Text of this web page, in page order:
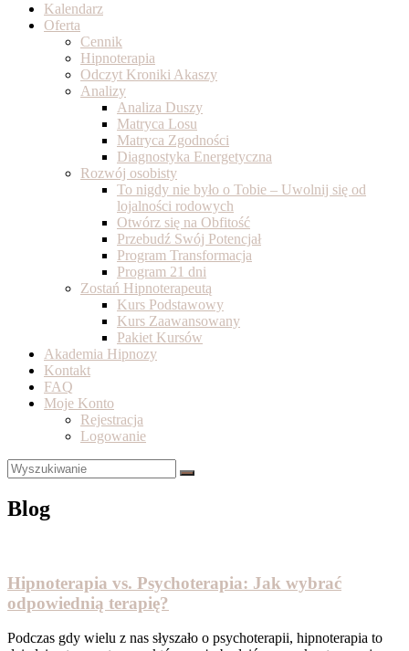
Kalendarz
Oferta
Cennik
Hipnoterapia
Odczyt Kroniki Akaszy
Analizy
Analiza Duszy
Matryca Losu
Matryca Zgodności
Diagnostyka Energetyczna
Rozwój osobisty
To nigdy nie było o Tobie – Uwolnij się od
lojalności rodowych
Otwórz się na Obfitość
Przebudź Swój Potencjał
Program Transformacja
Program 21 dni
Zostań Hipnoterapeutą
Kurs Podstawowy
Kurs Zaawansowany
Pakiet Kursów
Akademia Hipnozy
Kontakt
FAQ
Moje Konto
Rejestracja
Logowanie
Blog
Hipnoterapia vs. Psychoterapia: Jak wybrać
odpowiednią terapię?
Podczas gdy wielu z nas słyszało o psychoterapii, hipnoterapia to